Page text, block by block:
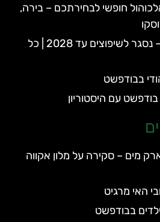
חופשי לבחירתכם – בירה,
ספא גלרט בבודפשט – נסגר לשיפוצים עד 2028 | כל
בבודפשט
עם היסטוריון
מים – סקירה על מלון אקווה
האי מרגיט
בבודפשט